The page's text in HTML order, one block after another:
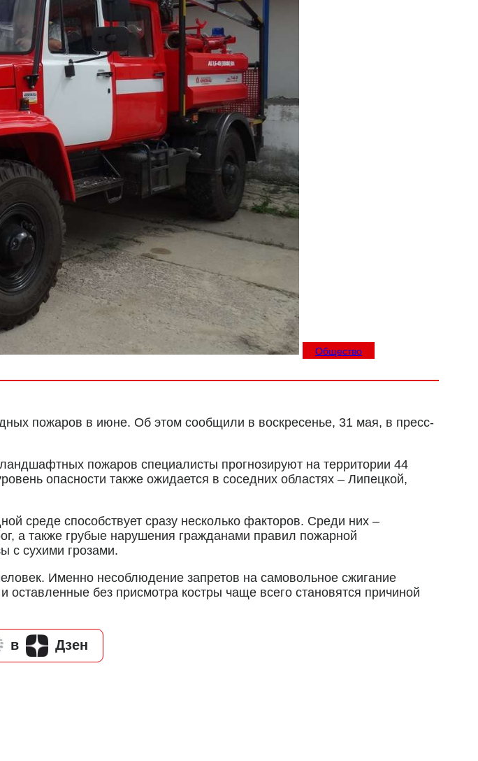
Общество
пожаров в июне. Об этом сообщили в воскресенье, 31 мая, в пресс-
пожаров специалисты прогнозируют на территории 44
опасности также ожидается в соседних областях – Липецкой,
среде способствует сразу несколько факторов. Среди них –
а также грубые нарушения гражданами правил пожарной
с сухими грозами.
Именно несоблюдение запретов на самовольное сжигание
без присмотра костры чаще всего становятся причиной
в Дзен